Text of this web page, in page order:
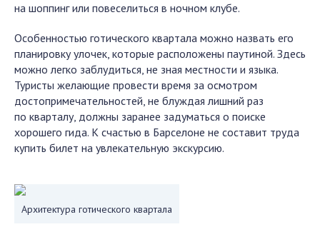
на шоппинг или повеселиться в ночном клубе.
Особенностью готического квартала можно назвать его
планировку улочек, которые расположены паутиной. Здесь
можно легко заблудиться, не зная местности и языка.
Туристы желающие провести время за осмотром
достопримечательностей, не блуждая лишний раз
по кварталу, должны заранее задуматься о поиске
хорошего гида. К счастью в Барселоне не составит труда
купить билет на увлекательную экскурсию.
Архитектура готического квартала